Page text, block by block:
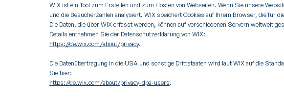
WIX ist ein Tool zum Erstellen und zum Hosten von Webseiten. Wenn Sie unsere
und die Besucherzahlen analysiert. WIX speichert Cookies auf Ihrem Browser, die für
Die Daten, die über WIX erfasst werden, können auf verschiedenen Servern weltweit
Details entnehmen Sie der Datenschutzerklärung von WIX:
https://de.wix.com/about/privacy.
Die Datenübertragung in die USA und sonstige Drittstaaten wird laut WIX auf die
Sie hier:
https://de.wix.com/about/privacy-dpa-users.